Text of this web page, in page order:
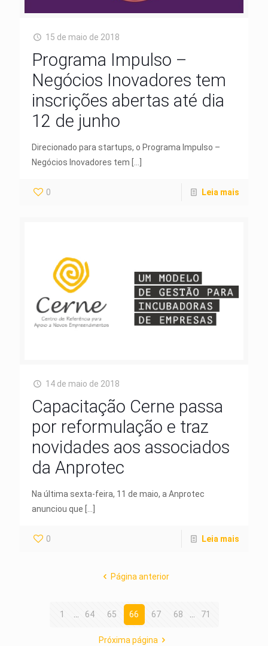
15 de maio de 2018
Programa Impulso –
Negócios Inovadores tem
inscrições abertas até dia
12 de junho
Direcionado para startups, o Programa Impulso –
Negócios Inovadores tem
0 Leia mais
14 de maio de 2018
Capacitação Cerne passa
por reformulação e traz
novidades aos associados
da Anprotec
Na última sexta-feira, 11 de maio, a Anprotec
anunciou que […]
0 Leia mais
Página anterior
1 ... 64 65 66 67 68 ... 71
Próxima página